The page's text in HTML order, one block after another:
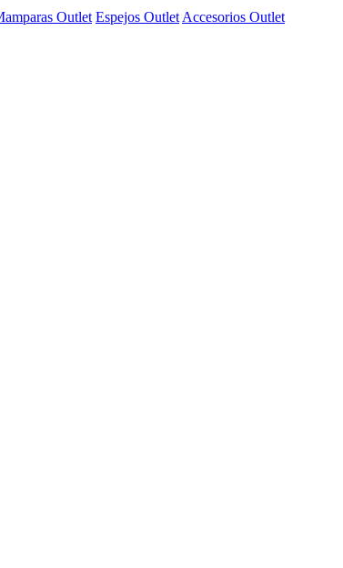
Outlet Espejos Outlet Accesorios Outlet